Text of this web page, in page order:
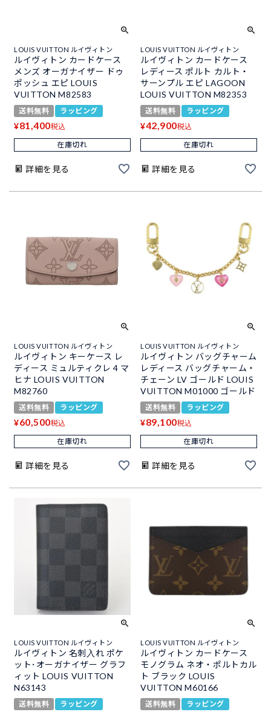
LOUIS VUITTON ルイヴィトン
ルイヴィトン カードケース
メンズ オーガナイザー ドゥ
ポッシュ エピ LOUIS
VUITTON M82583
送料無料 ラッピング
¥81,400税込
在庫切れ
詳細を見る
LOUIS VUITTON ルイヴィトン
ルイヴィトン カードケース
レディース ポルト カルト・
サーンプル エピ LAGOON
LOUIS VUITTON M82353
送料無料 ラッピング
¥42,900税込
在庫切れ
詳細を見る
LOUIS VUITTON ルイヴィトン
ルイヴィトン キーケース レ
ディース ミュルティクレ 4 マ
ヒナ LOUIS VUITTON
M82760
送料無料 ラッピング
¥60,500税込
在庫切れ
詳細を見る
LOUIS VUITTON ルイヴィトン
ルイヴィトン バッグチャーム
レディース バッグチャーム・
チェーン LV ゴールド LOUIS
VUITTON M01000 ゴールド
送料無料 ラッピング
¥89,100税込
在庫切れ
詳細を見る
LOUIS VUITTON ルイヴィトン
ルイヴィトン 名刺入れ ポケ
ット･オーガナイザー グラフ
ィット LOUIS VUITTON
N63143
送料無料 ラッピング
LOUIS VUITTON ルイヴィトン
ルイヴィトン カードケース
モノグラム ネオ・ポルトカル
ト ブラック LOUIS
VUITTON M60166
送料無料 ラッピング